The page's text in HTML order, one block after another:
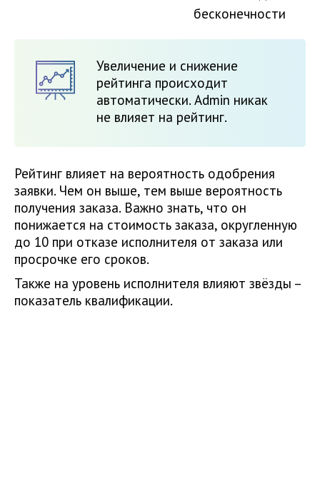
бесконечности
Увеличение и снижение
рейтинга происходит
автоматически. Admin никак
не влияет на рейтинг.
Рейтинг влияет на вероятность одобрения
заявки. Чем он выше, тем выше вероятность
получения заказа. Важно знать, что он
понижается на стоимость заказа, округленную
до 10 при отказе исполнителя от заказа или
просрочке его сроков.
Также на уровень исполнителя влияют звёзды –
показатель квалификации.